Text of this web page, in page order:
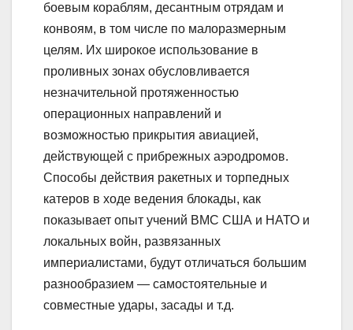
боевым кораблям, десантным отрядам и
конвоям, в том числе по малоразмерным
целям. Их широкое использование в
проливных зонах обусловливается
незначительной протяженностью
операционных направлений и
возможностью прикрытия авиацией,
действующей с прибрежных аэродромов.
Способы действия ракетных и торпедных
катеров в ходе ведения блокады, как
показывает опыт учений ВМС США и НАТО и
локальных войн, развязанных
империалистами, будут отличаться большим
разнообразием — самостоятельные и
совместные удары, засады и т.д.